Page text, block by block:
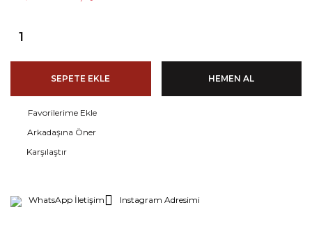
SEPETE EKLE HEMEN AL
Arkadaşına Öner
Karşılaştır
WhatsApp İletişim Instagram Adresimi